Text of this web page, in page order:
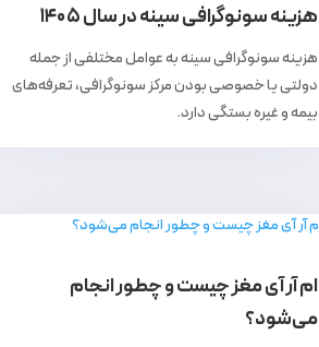
هزینه سونوگرافی سینه در سال ۱۴۰۵
هزینه سونوگرافی سینه به عوامل مختلفی از جمله
دولتی یا خصوصی بودن مرکز سونوگرافی، تعرفه‌های
بیمه و غیره بستگی دارد.
ام آر آی مغز چیست و چطور انجام
می‌شود؟